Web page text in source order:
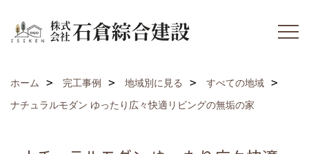
ホーム 完工事例 地域別に見る
すべての地域
ナチュラルモダン ゆったり広々快適リビングの無垢の家